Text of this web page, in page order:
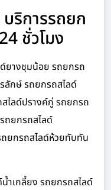
ริการรถยก
ชั่วโมง
ยางชุมน้อย รถยกรถ
ลักษ์ รถยกรถสไลด์
ไลด์ปรางค์กู่ รถยกรถ
ถยกรถสไลด์
ยกรถสไลด์ห้วยทับทัน
ำเกลี้ยง รถยกรถสไลด์